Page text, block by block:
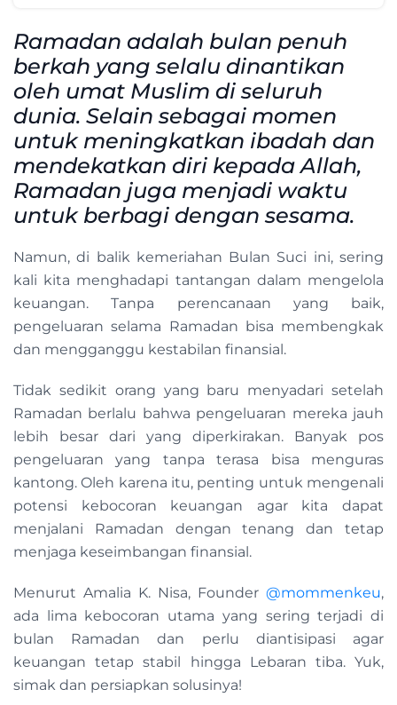
Ramadan adalah bulan penuh
berkah yang selalu dinantikan
oleh umat Muslim di seluruh
dunia. Selain sebagai momen
untuk meningkatkan ibadah dan
mendekatkan diri kepada Allah,
Ramadan juga menjadi waktu
untuk berbagi dengan sesama.
Namun, di balik kemeriahan Bulan Suci ini, sering
kali kita menghadapi tantangan dalam mengelola
keuangan. Tanpa perencanaan yang baik,
pengeluaran selama Ramadan bisa membengkak
dan mengganggu kestabilan finansial.
Tidak sedikit orang yang baru menyadari setelah
Ramadan berlalu bahwa pengeluaran mereka jauh
lebih besar dari yang diperkirakan. Banyak pos
pengeluaran yang tanpa terasa bisa menguras
kantong. Oleh karena itu, penting untuk mengenali
potensi kebocoran keuangan agar kita dapat
menjalani Ramadan dengan tenang dan tetap
menjaga keseimbangan finansial.
Menurut Amalia K. Nisa, Founder @mommenkeu,
ada lima kebocoran utama yang sering terjadi di
bulan Ramadan dan perlu diantisipasi agar
keuangan tetap stabil hingga Lebaran tiba. Yuk,
simak dan persiapkan solusinya!